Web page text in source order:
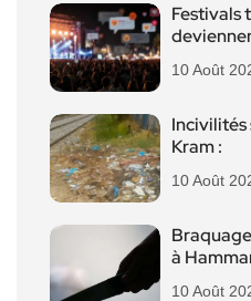
Festivals
10 Août
Incivilités
Kram :
10 Août
à
10 Août